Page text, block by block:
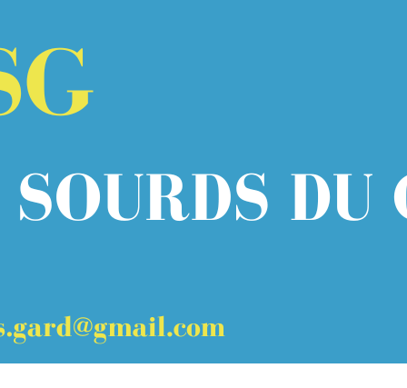
<
>
Espace membres
Images de la page d'accueil